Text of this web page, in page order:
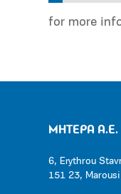
for more
ΜΗΤΕΡΑ Α.Ε.
6, Erythrou
151 23,